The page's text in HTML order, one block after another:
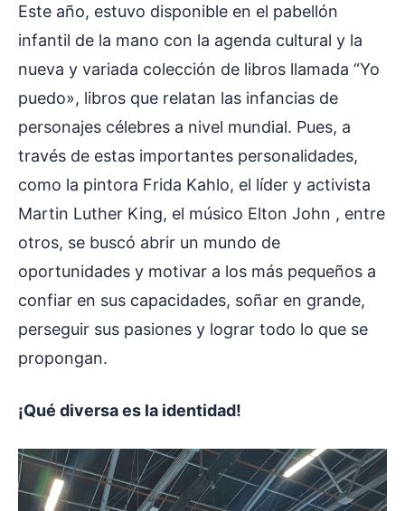
Este año, estuvo disponible en el pabellón
infantil de la mano con la agenda cultural y la
nueva y variada colección de libros llamada “Yo
puedo», libros que relatan las infancias de
personajes célebres a nivel mundial. Pues, a
través de estas importantes personalidades,
como la pintora Frida Kahlo, el líder y activista
Martin Luther King, el músico Elton John , entre
otros, se buscó abrir un mundo de
oportunidades y motivar a los más pequeños a
confiar en sus capacidades, soñar en grande,
perseguir sus pasiones y lograr todo lo que se
propongan.
¡Qué diversa es la identidad!